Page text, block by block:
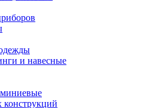
и навесные